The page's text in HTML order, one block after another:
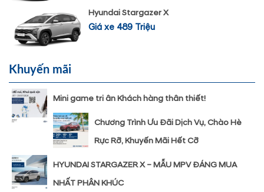
Hyundai Stargazer X
Giá xe 489 Triệu
Khuyến mãi
Mini game tri ân Khách hàng thân thiết!
Chương Trình Ưu Đãi Dịch Vụ, Chào Hè
Rực Rỡ, Khuyến Mãi Hết Cỡ
HYUNDAI STARGAZER X – MẪU MPV ĐÁNG MUA
NHẤT PHÂN KHÚC